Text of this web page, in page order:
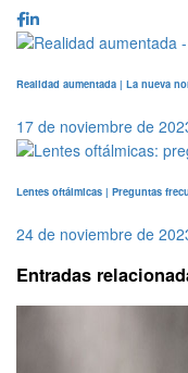
Realidad aumentada | La nueva
17 de noviembre de
Lentes oftálmicas | Preguntas
24 de noviembre de
Entradas